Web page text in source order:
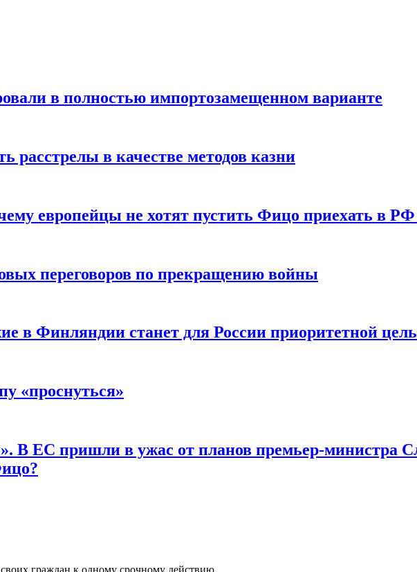
в полностью импортозамещенном варианте
в качестве методов казни
европейцы не хотят пустить Фицо приехать в
переговоров по прекращению войны
в Финляндии станет для России приоритетной
«проснуться»
В ЕС пришли в ужас от планов премьер-министра
граждан к одному срочному действию